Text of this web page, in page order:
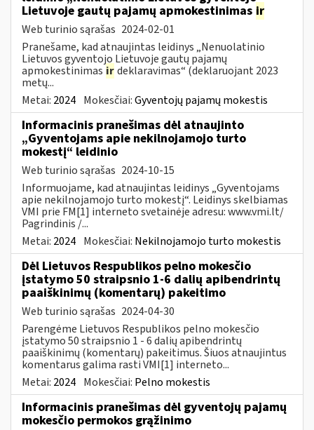
Lietuvoje gautų pajamų apmokestinimas ir
Web turinio sąrašas 2024-02-01
Pranešame, kad atnaujintas leidinys „Nenuolatinio
Lietuvos gyventojo Lietuvoje gautų pajamų
apmokestinimas irdeklaravimas“ (deklaruojant 2023
metų...
Metai: 2024 Mokesčiai:Gyventojų pajamų mokestis
Informacinis pranešimas dėl atnaujinto
„Gyventojams apie nekilnojamojo turto
mokestį“ leidinio
Web turinio sąrašas 2024-10-15
Informuojame, kad atnaujintas leidinys „Gyventojams
apie nekilnojamojo turto mokestį“. Leidinys skelbiamas
VMI prie FM[1] interneto svetainėje adresu: www.vmi.lt/
Pagrindinis /...
Metai: 2024 Mokesčiai: Nekilnojamojo turto mokestis
Dėl Lietuvos Respublikos pelno mokesčio
įstatymo 50 straipsnio 1-6 dalių apibendrintų
paaiškinimų (komentarų) pakeitimo
Web turinio sąrašas 2024-04-30
Parengėme Lietuvos Respublikos pelno mokesčio
įstatymo 50 straipsnio 1 - 6 dalių apibendrintų
paaiškinimų (komentarų) pakeitimus. Šiuos atnaujintus
komentarus galima rasti VMI[1] interneto...
Metai: 2024 Mokesčiai: Pelno mokestis
Informacinis pranešimas dėl gyventojų pajamų
mokesčio permokos grąžinimo